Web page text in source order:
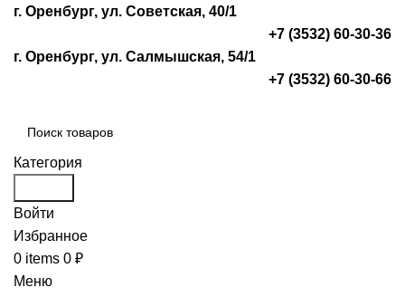
г. Оренбург, ул. Советская, 40/1
+7 (3532) 60-30-36
г. Оренбург, ул. Салмышская, 54/1
+7 (3532) 60-30-66
Категория
Войти
Избранное
0 items 0 ₽
Меню